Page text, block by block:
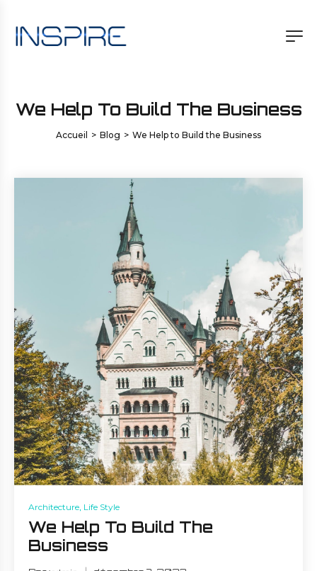
We Help To Build The Business
Accueil > Blog > We Help to Build the Business
Architecture, Life Style
We Help To Build The
Business